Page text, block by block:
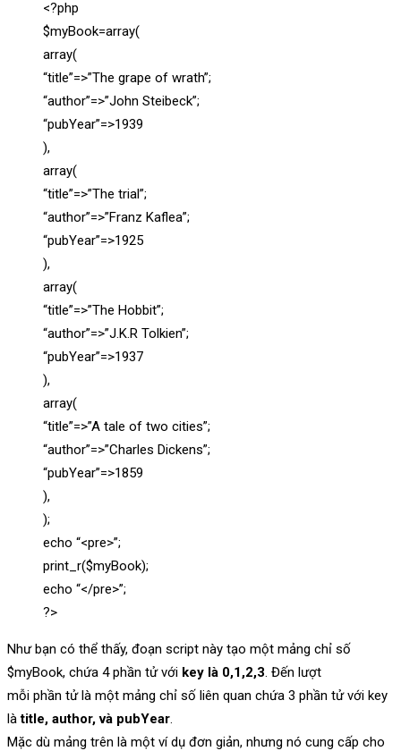
<?php
$myBook=array(
array(
“title”=>”The grape of wrath”;
“author”=>”John Steibeck”;
“pubYear”=>1939
),
array(
“title”=>”The trial”;
“author”=>”Franz Kaflea”;
“pubYear”=>1925
),
array(
“title”=>”The Hobbit”;
“author”=>”J.K.R Tolkien”;
“pubYear”=>1937
),
array(
“title”=>”A tale of two cities”;
“author”=>”Charles Dickens”;
“pubYear”=>1859
),
);
echo “<pre>”;
print_r($myBook);
echo “</pre>”;
?>
Như bạn có thể thấy, đoạn script này tạo một mảng chỉ số
$myBook, chứa 4 phần tử với key là 0,1,2,3 . Đến lượt
mỗi phần tử là một mảng chỉ số liên quan chứa 3 phần tử với key
làtitle, author, và pubYear
Mặc dù mảng trên là một ví dụ đơn giản, nhưng nó cung cấp cho